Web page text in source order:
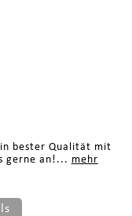
bester Qualität mit
gerne an!... mehr